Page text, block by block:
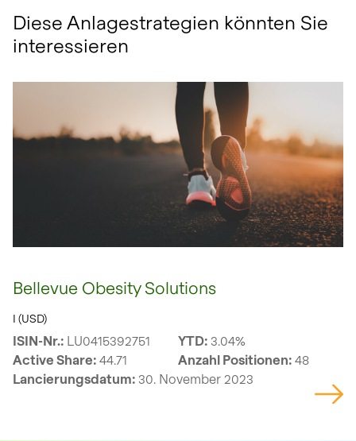
Diese Anlagestrategien könnten Sie
interessieren
Bellevue Obesity Solutions
I (USD)
ISIN-Nr.: LU0415392751 YTD: 3.04%
Active Share: 44.71 Anzahl Positionen: 48
Lancierungsdatum: 30. November 2023